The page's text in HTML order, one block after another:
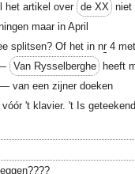
het artikel over de XX niet
maar in April
splitsen? Of het in nr4 met
Van Rysselberghe
heeft
van een zijner doeken
't klavier. 't Is geteekend